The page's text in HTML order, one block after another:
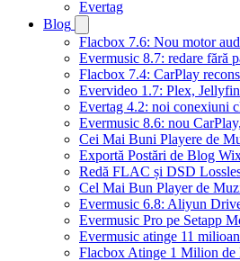
Evertag
Blog
Flacbox 7.6: Nou motor
Evermusic 8.7: redare fără
Flacbox 7.4: CarPlay
Evervideo 1.7: Plex,
Evertag 4.2: noi conexiuni
Evermusic 8.6: nou
Cei Mai Buni Playere de
Exportă Postări de Blog
Redă FLAC și DSD
Cel Mai Bun Player de
Evermusic 6.8: Aliyun
Evermusic Pro pe Setapp
Evermusic atinge 11
Flacbox Atinge 1 Milion de